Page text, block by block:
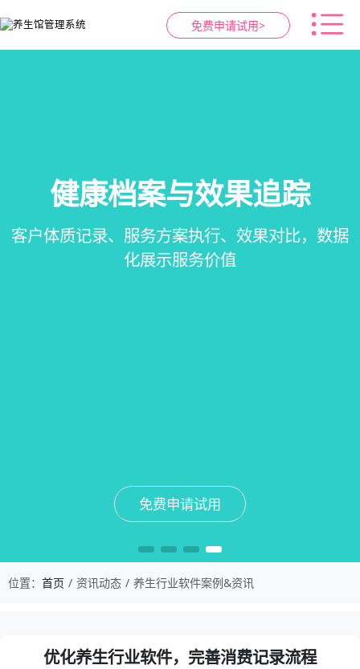
免费申请试用>
会员营销&锁客
会员积分、套餐定制、精准营销、客户关怀，提
升复购率与客单价
免费申请试用
预约与工位管理
在线预约、智能排班、技师调度、房间/床位状态
一目了然，提升资源利用率
免费申请试用
健康档案与效果追踪
客户体质记录、服务方案执行、效果对比，数据
化展示服务价值
免费申请试用
智慧养生馆管理系统
一站式解决养生馆预约、服务、会员、财务、营
销全流程数字化管理
免费申请试用
位置： 首页 资讯动态 养生行业软件案例&资讯
优化养生行业软件，完善消费记录流程